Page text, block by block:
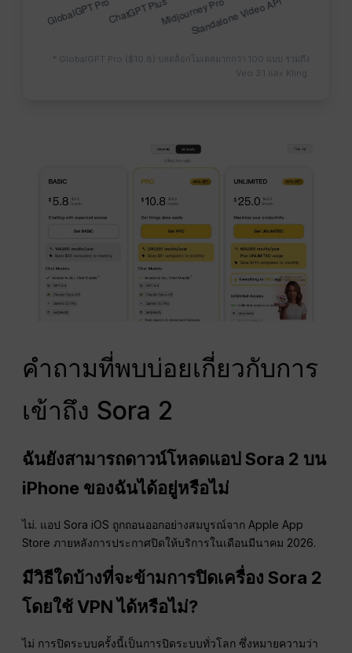
* GlobalGPT Pro ($10.8) ปลดล็อกโมเดลมากกว่า 100 แบบ รวมถึง
Veo 3.1 และ Kling.
คำถามที่พบบ่อยเกี่ยวกับการ
เข้าถึง Sora 2
ฉันยังสามารถดาวน์โหลดแอป Sora 2 บน
iPhone ของฉันได้อยู่หรือไม่
ไม่. แอป Sora iOS ถูกถอนออกอย่างสมบูรณ์จาก Apple App
Store ภายหลังการประกาศปิดให้บริการในเดือนมีนาคม 2026.
มีวิธีใดบ้างที่จะข้ามการปิดเครื่อง Sora 2
โดยใช้ VPN ได้หรือไม่?
ไม่ การปิดระบบครั้งนี้เป็นการปิดระบบทั่วโลก ซึ่งหมายความว่า